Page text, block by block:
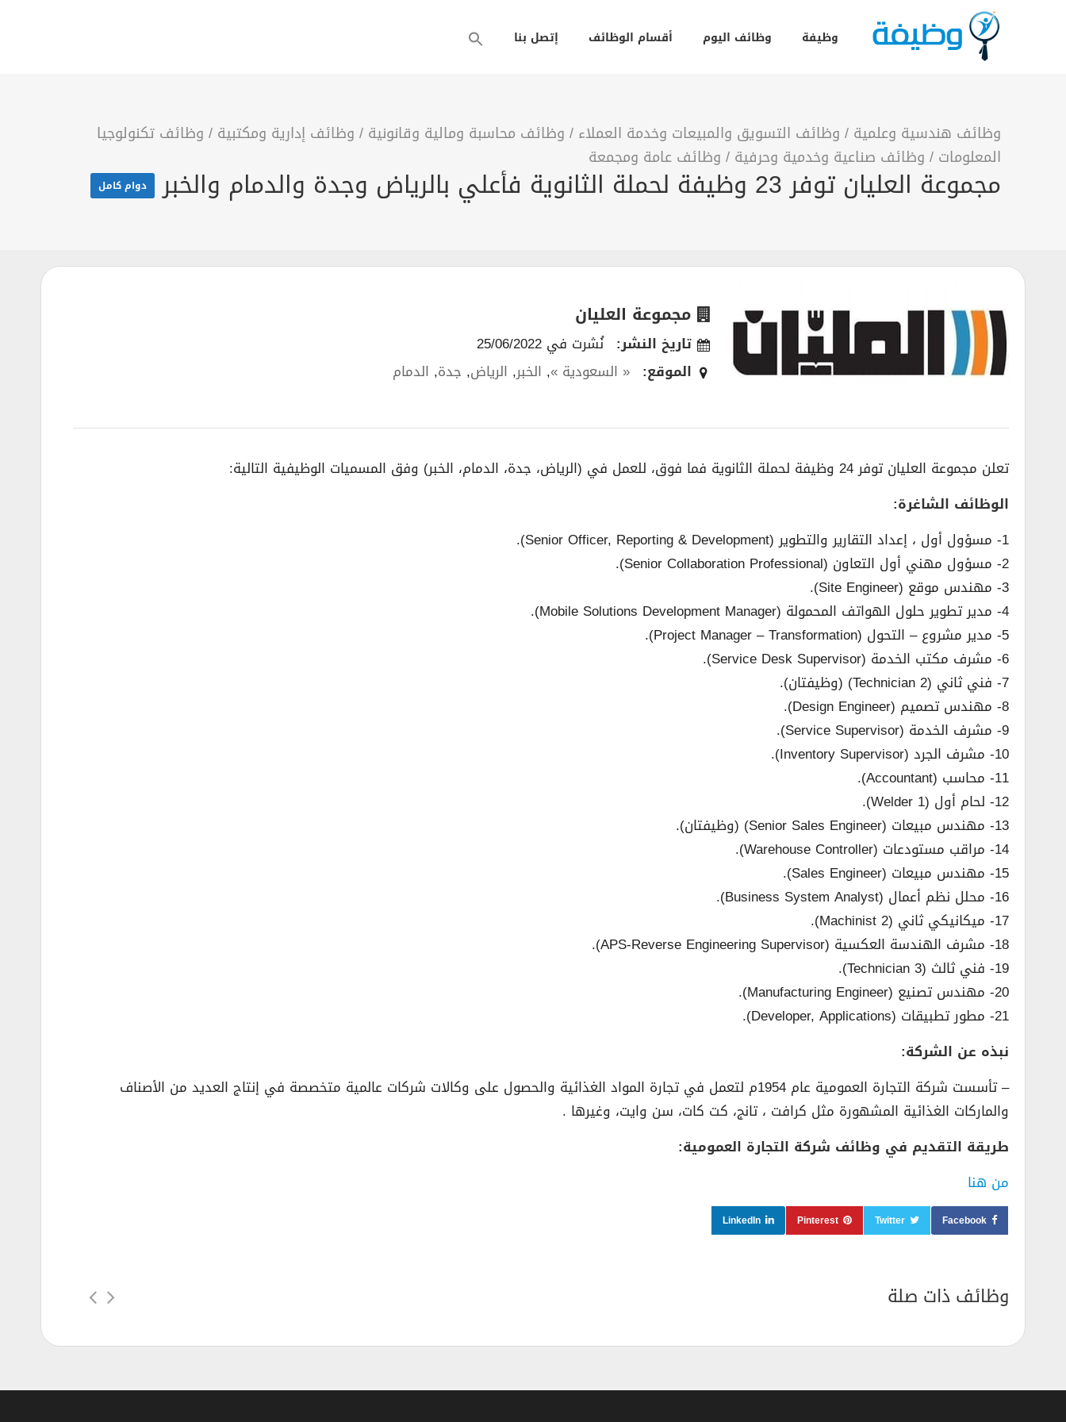
وظيفة وظائف اليوم أقسام الوظائف إتصل بنا
وظائف هندسية وعلمية / وظائف التسويق والمبيعات وخدمة العملاء / وظائف محاسبة ومالية وقانونية / وظائف إدارية ومكتبية / وظائف تكنولوجيا
المعلومات / وظائف صناعية وخدمية وحرفية / وظائف عامة ومجمعة
مجموعة العليان توفر 23 وظيفة لحملة الثانوية فأعلي بالرياض وجدة والدمام والخبر دوام كامل
مجموعة العليان
تاريخ النشر: نُشرت في 25/06/2022
الموقع: « السعودية », الخبر, الرياض, جدة, الدمام
تعلن مجموعة العليان توفر 24 وظيفة لحملة الثانوية فما فوق، للعمل في (الرياض، جدة، الدمام، الخبر) وفق المسميات الوظيفية التالية:
الوظائف الشاغرة:
1- مسؤول أول ، إعداد التقارير والتطوير (Senior Officer, Reporting & Development).
2- مسؤول مهني أول التعاون (Senior Collaboration Professional).
3- مهندس موقع (Site Engineer).
4- مدير تطوير حلول الهواتف المحمولة (Mobile Solutions Development Manager).
5- مدير مشروع – التحول (Project Manager – Transformation).
6- مشرف مكتب الخدمة (Service Desk Supervisor).
7- فني ثاني (Technician 2) (وظيفتان).
8- مهندس تصميم (Design Engineer).
9- مشرف الخدمة (Service Supervisor).
10- مشرف الجرد (Inventory Supervisor).
11- محاسب (Accountant).
12- لحام أول (Welder 1).
13- مهندس مبيعات (Senior Sales Engineer) (وظيفتان).
14- مراقب مستودعات (Warehouse Controller).
15- مهندس مبيعات (Sales Engineer).
16- محلل نظم أعمال (Business System Analyst).
17- ميكانيكي ثاني (Machinist 2).
18- مشرف الهندسة العكسية (APS-Reverse Engineering Supervisor).
19- فني ثالث (Technician 3).
20- مهندس تصنيع (Manufacturing Engineer).
21- مطور تطبيقات (Developer, Applications).
نبذه عن الشركة:
– تأسست شركة التجارة العمومية عام 1954م لتعمل في تجارة المواد الغذائية والحصول على وكالات شركات عالمية متخصصة في إنتاج العديد من الأصناف
والماركات الغذائية المشهورة مثل كرافت ، تانج، كت كات، سن وايت، وغيرها .
طريقة التقديم في وظائف شركة التجارة العمومية:
من هنا
Facebook
Twitter
Pinterest
LinkedIn
وظائف ذات صلة